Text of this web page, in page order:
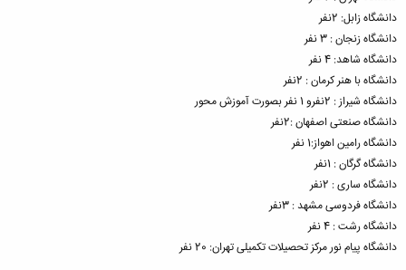
دانشگاه زابل: 2نفر
دانشگاه زنجان : 3 نفر
دانشگاه شاهد: 4 نفر
دانشگاه با هنر کرمان : 2نفر
دانشگاه شیراز : 2نفرو 1 نفر بصورت آموزش محور
دانشگاه صنعتی اصفهان :2نفر
دانشگاه رامین اهواز:1 نفر
دانشگاه گرگان : 1نفر
دانشگاه ساری : 2نفر
دانشگاه فردوسی مشهد : 3نفر
دانشگاه رشت : 4 نفر
دانشگاه پیام نور مرکز تحصیلات تکمیلی تهران: 20 نفر